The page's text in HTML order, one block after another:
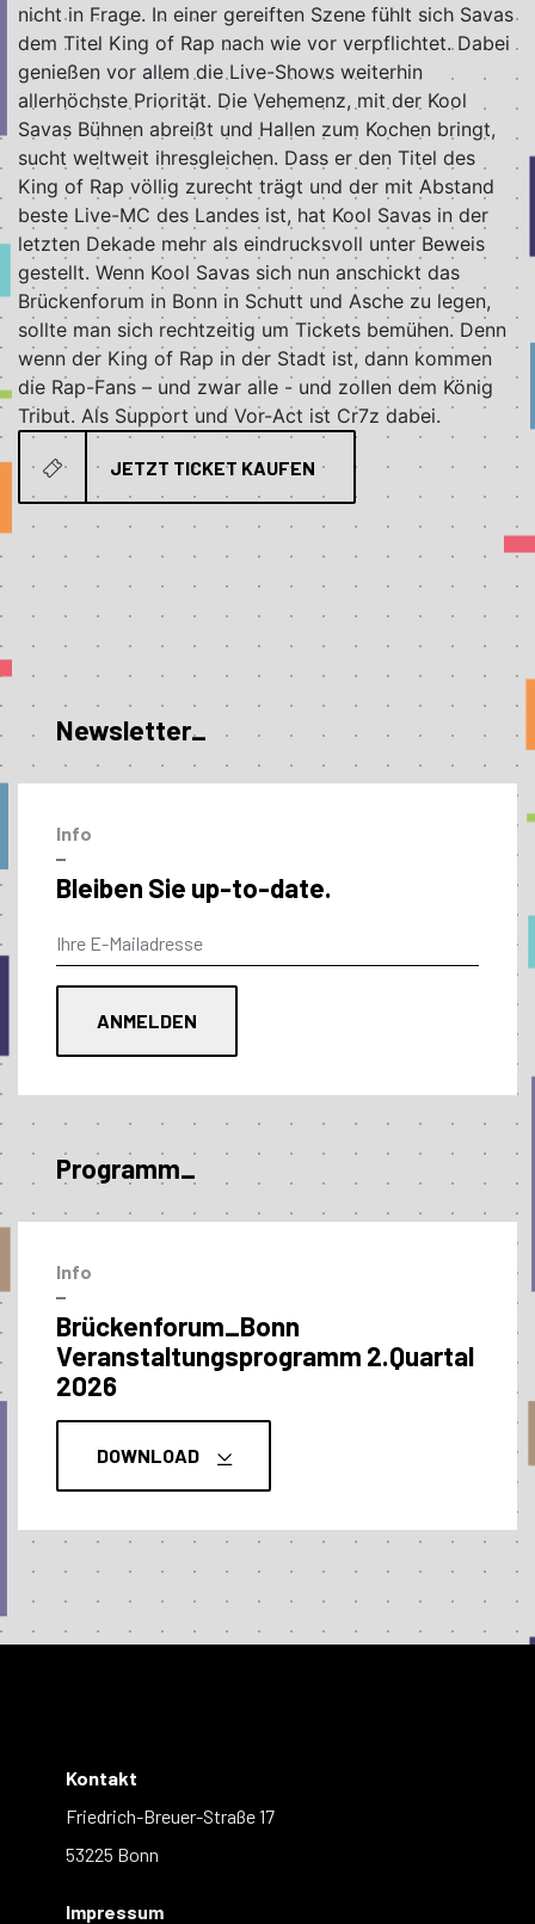
nicht in Frage. In einer gereiften Szene fühlt sich Savas
dem Titel King of Rap nach wie vor verpflichtet. Dabei
genießen vor allem die Live-Shows weiterhin
allerhöchste Priorität. Die Vehemenz, mit der Kool
Savas Bühnen abreißt und Hallen zum Kochen bringt,
sucht weltweit ihresgleichen. Dass er den Titel des
King of Rap völlig zurecht trägt und der mit Abstand
beste Live-MC des Landes ist, hat Kool Savas in der
letzten Dekade mehr als eindrucksvoll unter Beweis
gestellt. Wenn Kool Savas sich nun anschickt das
Brückenforum in Bonn in Schutt und Asche zu legen,
sollte man sich rechtzeitig um Tickets bemühen. Denn
wenn der King of Rap in der Stadt ist, dann kommen
die Rap-Fans – und zwar alle - und zollen dem König
Tribut. Als Support und Vor-Act ist Cr7z dabei.
JETZT TICKET KAUFEN
Newsletter_
Info
–
Bleiben Sie up-to-date.
Programm_
Info
–
Brückenforum_Bonn
Veranstaltungs­programm 2.Quartal
2026
DOWNLOAD
Kontakt
Friedrich-Breuer-Straße 17
53225 Bonn
Impressum